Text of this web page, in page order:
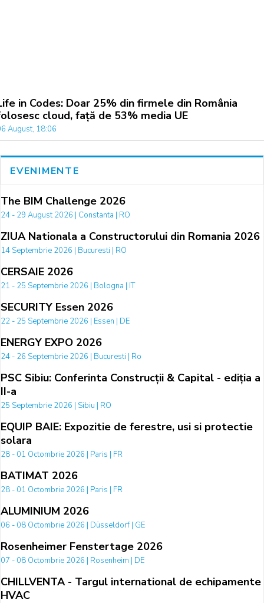
in Codes: Doar 25% din firmele din România
cloud, față de 53% media UE
August, 18:06
EVENIMENTE
The BIM Challenge 2026
24 - 29 August 2026 | Constanta | RO
ZIUA Nationala a Constructorului din Romania 2026
14 Septembrie 2026 | Bucuresti | RO
CERSAIE 2026
21 - 25 Septembrie 2026 | Bologna | IT
SECURITY Essen 2026
22 - 25 Septembrie 2026 | Essen | DE
ENERGY EXPO 2026
24 - 26 Septembrie 2026 | Bucuresti | Ro
PSC Sibiu: Conferinta Construcții & Capital - ediția a
II-a
25 Septembrie 2026 | Sibiu | RO
EQUIP BAIE: Expozitie de ferestre, usi si protectie
solara
28 - 01 Octombrie 2026 | Paris | FR
BATIMAT 2026
28 - 01 Octombrie 2026 | Paris | FR
ALUMINIUM 2026
06 - 08 Octombrie 2026 | Düsseldorf | GE
Rosenheimer Fenstertage 2026
07 - 08 Octombrie 2026 | Rosenheim | DE
CHILLVENTA - Targul international de echipamente
HVAC